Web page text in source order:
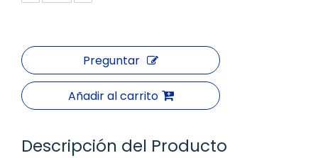
Preguntar
Añadir al carrito
Descripción del Producto